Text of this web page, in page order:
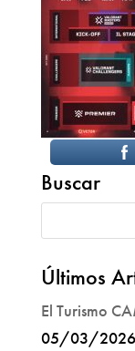
Buscar
Últimos
El Turismo
05/03/2026